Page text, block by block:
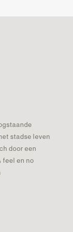
stadse leven
door een
feel en no